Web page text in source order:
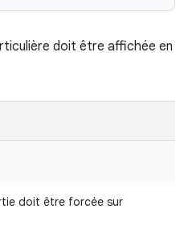
doit être affichée en
doit être forcée sur